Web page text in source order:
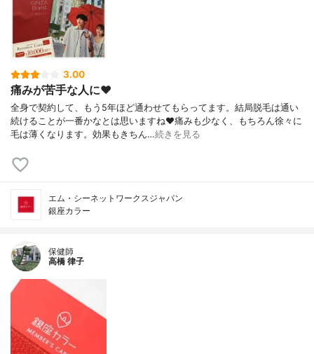
3.00
痛みが苦手な人に❤️
全身で契約して、もう5年ほど通わせてもらってます。結局脱毛は通い
続けることが一番かなとは思いますね❤️痛みも少なく、もちろん徐々に
毛は薄くなります。効果もきちん…続きを見る
エム・シーネットワークスジャパン
銀座カラー
保健師
高橋 律子